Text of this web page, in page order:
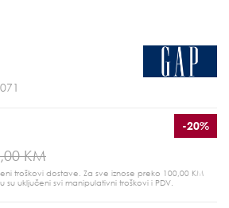
KM
-20%
troškovi dostave. Za sve iznose preko 100,00 KM
su uključeni svi manipulativni troškovi i PDV.